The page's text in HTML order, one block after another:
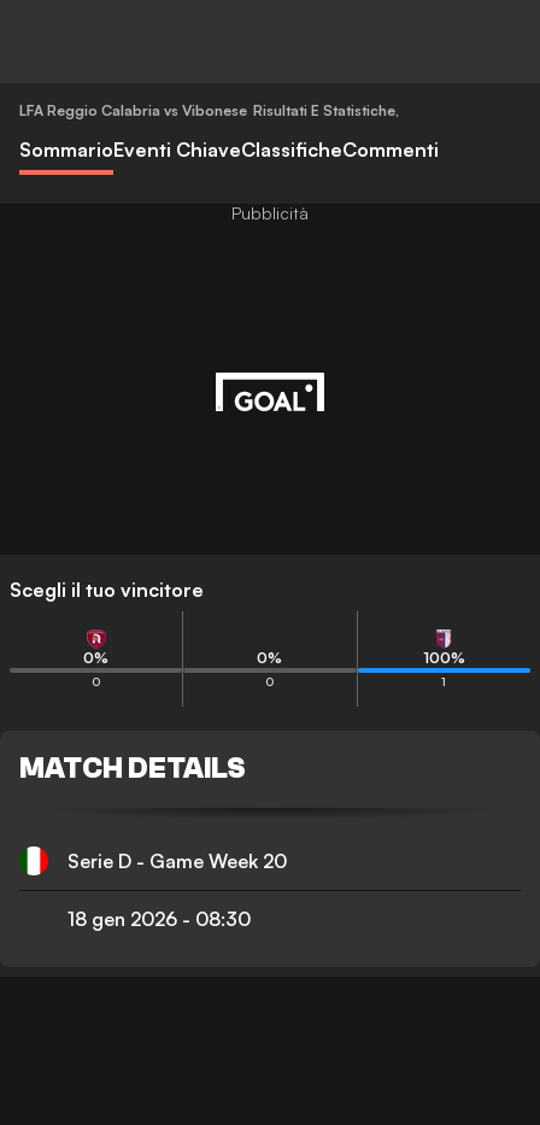
LFA Reggio Calabria vs Vibonese Risultati E Statistiche,
SommarioEventi ChiaveClassificheCommenti
Scegli il tuo vincitore
0%
0
0%
0
100%
1
MATCH DETAILS
Serie D - Game Week 20
18 gen 2026 - 08:30
Pubblicità